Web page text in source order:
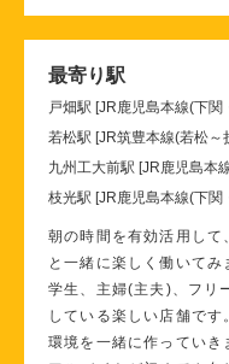
最寄り駅
戸畑駅 [JR鹿児島本線(下関
若松駅 [JR筑豊本線(若松～
九州工大前駅 [JR鹿児島本
枝光駅 [JR鹿児島本線(下関
朝の時間を有効活用して
と一緒に楽しく働いてみ
学生、主婦(主夫)、フリ
している楽しい店舗で
環境を一緒に作っていき